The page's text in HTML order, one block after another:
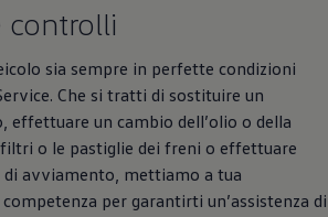
controlli
sia sempre in perfette condizioni
Che si tratti di sostituire un
effettuare un cambio dell’olio o della
o le pastiglie dei freni o effettuare
di avviamento, mettiamo a tua
per garantirti un’assistenza di